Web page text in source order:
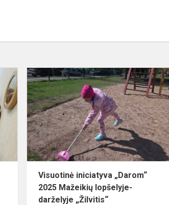
Balandis
–
autizmo
supratimo
mėnuo
Visuotinė iniciatyva „Darom“
2025 Mažeikių lopšelyje-
darželyje „Žilvitis“